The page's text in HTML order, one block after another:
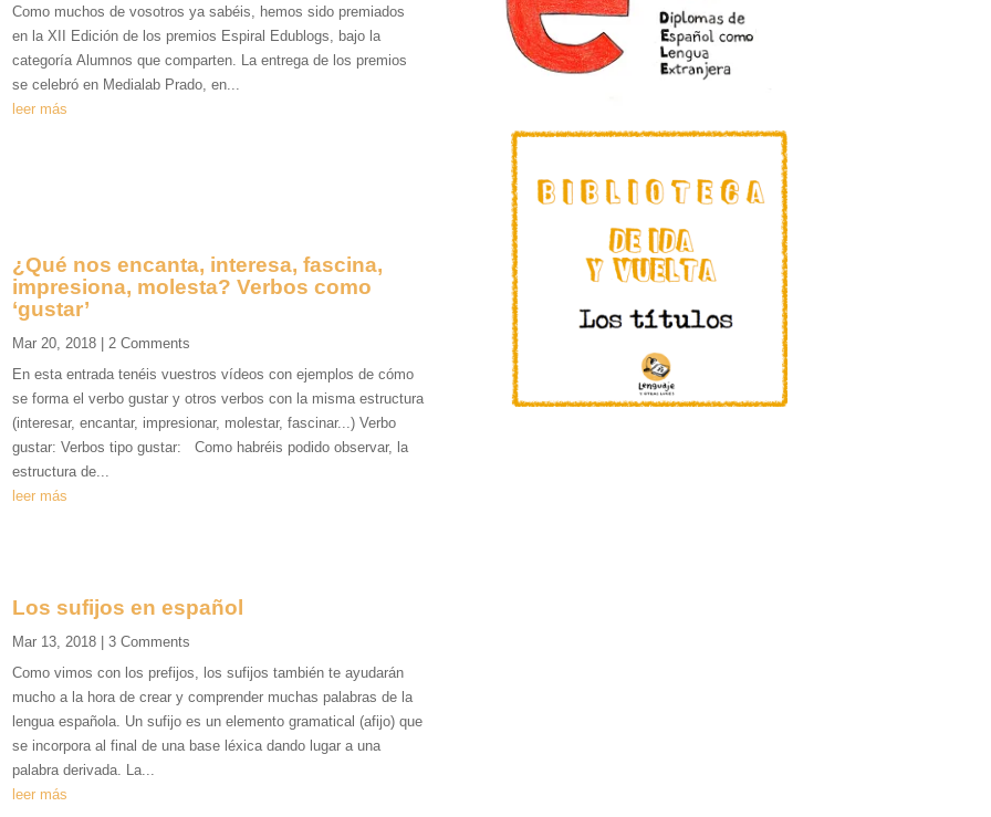
Como muchos de vosotros ya sabéis, hemos sido premiados
en la XII Edición de los premios Espiral Edublogs, bajo la
categoría Alumnos que comparten. La entrega de los premios
se celebró en Medialab Prado, en...
leer más
¿Qué nos encanta, interesa, fascina,
impresiona, molesta? Verbos como
‘gustar’
Mar 20, 2018 | 2 Comments
En esta entrada tenéis vuestros vídeos con ejemplos de cómo
se forma el verbo gustar y otros verbos con la misma estructura
(interesar, encantar, impresionar, molestar, fascinar...) Verbo
gustar: Verbos tipo gustar: Como habréis podido observar, la
estructura de...
leer más
Los sufijos en español
Mar 13, 2018 | 3 Comments
Como vimos con los prefijos, los sufijos también te ayudarán
mucho a la hora de crear y comprender muchas palabras de la
lengua española. Un sufijo es un elemento gramatical (afijo) que
se incorpora al final de una base léxica dando lugar a una
palabra derivada. La...
leer más